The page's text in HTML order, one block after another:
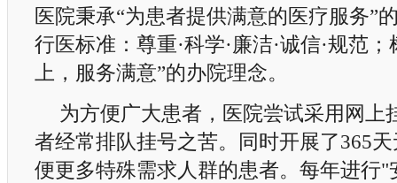
医院秉承“为患者提供满意的医疗服务”
行医标准：尊重·科学·廉洁·诚信·规范
上，服务满意”的办院理念。
为方便广大患者，医院尝试采用网上
者经常排队挂号之苦。同时开展了365
便更多特殊需求人群的患者。每年进行